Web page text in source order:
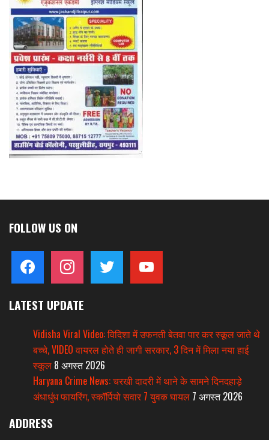
FOLLOW US ON
facebook instagram twitter youtube
LATEST UPDATE
Vidisha Viral Video: विदिशा में उफनती बेतवा पार कर स्कूल जाते थे
बच्चे, VIDEO वायरल होते ही जागी सरकार, 3 दिन में मिला नया हाई
स्कूल 8 अगस्त 2026
Haryana Crime News: चरखी दादरी में थाने के सामने दिनदहाड़े
अंधाधुंध फायरिंग, स्कॉर्पियो सवार 7 युवक घायल 7 अगस्त 2026
ADDRESS